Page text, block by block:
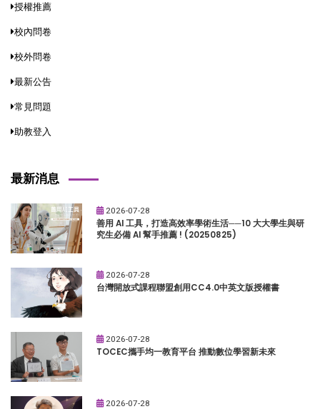
授權推薦
校內問卷
校外問卷
最新公告
常見問題
助教登入
最新消息
2026-07-28
善用 AI 工具，打造高效率學術生活──10 大大學生與研
究生必備 AI 幫手推薦 ! (20250825)
2026-07-28
台灣開放式課程聯盟創用CC4.0中英文版授權書
2026-07-28
TOCEC攜手均一教育平台 推動數位學習新未來
2026-07-28